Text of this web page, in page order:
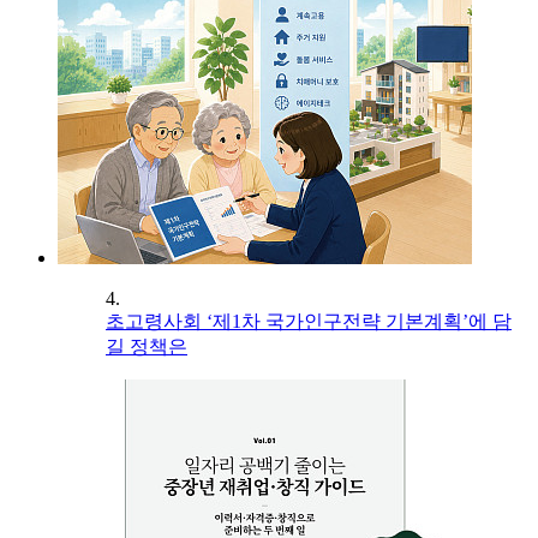
4.
초고령사회 ‘제1차 국가인구전략 기본계획’에 담
길 정책은